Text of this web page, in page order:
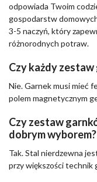
odpowiada Twoim
gospodarstw
3-5 naczyń, który
różnorodnych potraw.
Czy każdy zestaw
Nie. Garnek musi mieć
polem magnetycznym
Czy zestaw
dobrym wyborem?
Tak. Stal nierdzewna
przy większości technik